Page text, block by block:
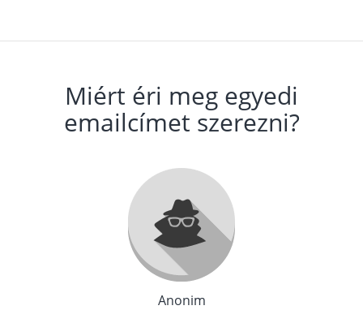
Miért éri meg egyedi
emailcímet szerezni?
Anonim